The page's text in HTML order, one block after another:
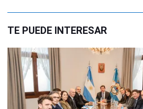
TE PUEDE INTERESAR